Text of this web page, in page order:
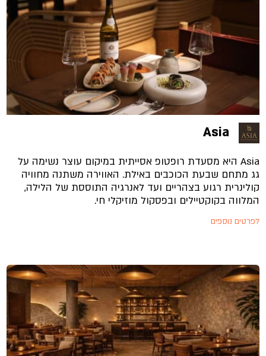
Asia
Asia היא מסעדת רופטופ אסייתית במיקום עוצר נשימה על
גג מתחם שבעת הכוכבים באילת. האווירה משתנה מחוויה
קולינרית רגוע בצהריים ועד לאנרגיה התוססת של הלילה,
המלווה בקוקטיילים ובפסקול מוזיקלי חי.
לפרטים נוספים